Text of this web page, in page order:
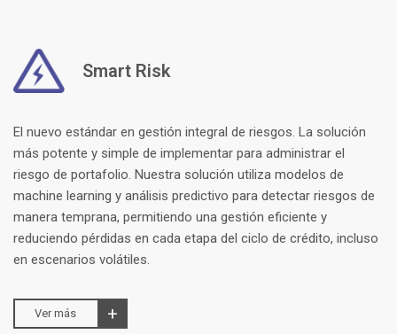
Smart Risk
El nuevo estándar en gestión integral de riesgos. La solución
más potente y simple de implementar para administrar el
riesgo de portafolio. Nuestra solución utiliza modelos de
machine learning y análisis predictivo para detectar riesgos de
manera temprana, permitiendo una gestión eficiente y
reduciendo pérdidas en cada etapa del ciclo de crédito, incluso
en escenarios volátiles.
Ver más